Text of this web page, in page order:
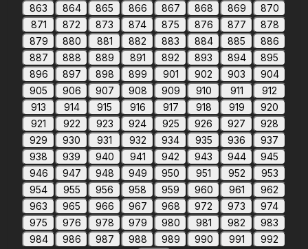
863
864 865 866 867 868 869
870
871
872 873 874 875 876 877
878
879
880 881 882 883 884 885
886
887
888 889 891 892 893 894
895
896
897 898 899 901 902 903
904
905
906 907 908 909 910 911
912
913
914 915 916 917 918 919
920
921
922 923 924 925 926 927
928
929
930 931 932 934 935 936
937
938
939 940 941 942 943 944
945
946
947 948 949 950 951 952
953
954
955 956 958 959 960 961
962
963
965 966 967 968 972 973
974
975
976 978 979 980 981 982
983
984
986 987 988 989 990 991
992